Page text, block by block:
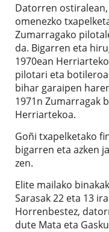
Datorren
omenezko
Zumarragako
da. Bigarren eta
1970ean
pilotari eta
bihar garaipen
1971n Zumarragak
Herriartekoa.
Goñi txapelketako
bigarren eta azken
zen.
Elite mailako
Sarasak 22 eta 13
Horrenbestez,
dute Mata eta